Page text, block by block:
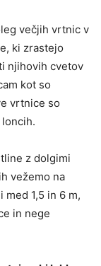
večjih vrtnic v
ki zrastejo
njihovih cvetov
kot so
vrtnice so
z dolgimi
vežemo na
1,5 in 6 m,
in nege